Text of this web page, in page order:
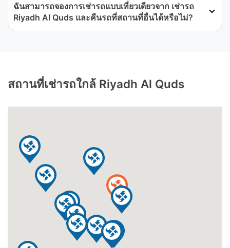
ฉันสามารถจองการเช่ารถแบบเที่ยวเดียวจาก เช่ารถ
Riyadh Al Quds และคืนรถที่สถานที่อื่นได้หรือไม่?
สถานที่เช่ารถใกล้ Riyadh Al Quds